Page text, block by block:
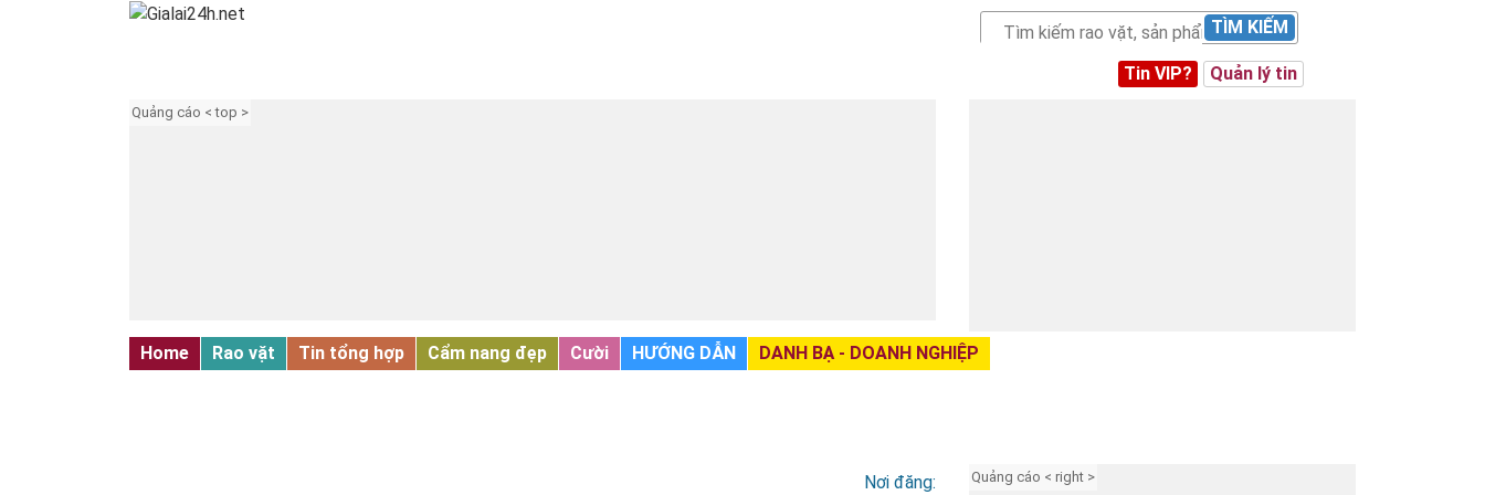
TÌM KIẾM
Tin VIP? Quản lý tin
Quảng cáo < top >
Home Rao vặt Tin tổng hợp Cẩm nang đẹp Cười HƯỚNG DẪN
DANH BẠ - DOANH NGHIỆP
Nơi đăng:
Quảng cáo < right >